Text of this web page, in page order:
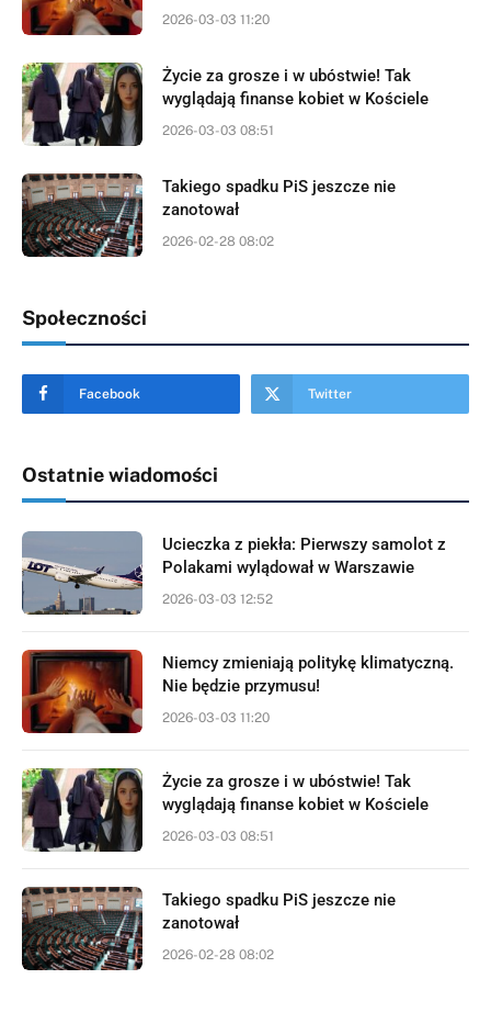
2026-03-03 11:20
Życie za grosze i w ubóstwie! Tak
wyglądają finanse kobiet w Kościele
2026-03-03 08:51
Takiego spadku PiS jeszcze nie
zanotował
2026-02-28 08:02
Społeczności
Facebook Twitter
Ostatnie wiadomości
Ucieczka z piekła: Pierwszy samolot z
Polakami wylądował w Warszawie
2026-03-03 12:52
Niemcy zmieniają politykę klimatyczną.
Nie będzie przymusu!
2026-03-03 11:20
Życie za grosze i w ubóstwie! Tak
wyglądają finanse kobiet w Kościele
2026-03-03 08:51
Takiego spadku PiS jeszcze nie
zanotował
2026-02-28 08:02